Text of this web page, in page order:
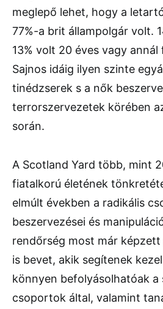
meglepő lehet, hogy a
77%-a brit állampolgár volt.
13% volt 20 éves vagy
Sajnos idáig ilyen szinte
tinédzserek s a nők
terrorszervezetek körében
során.
A Scotland Yard több, mint
fiatalkorú életének
elmúlt években a radikális
beszervezései és
rendőrség most már
is bevet, akik segítenek
könnyen befolyásolhatóak a
csoportok által, valamint